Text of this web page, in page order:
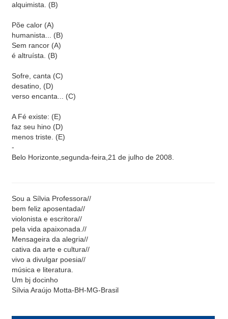
alquimista. (B)
Põe calor (A)
humanista... (B)
Sem rancor (A)
é altruísta. (B)
Sofre, canta (C)
desatino, (D)
verso encanta... (C)
A Fé existe: (E)
faz seu hino (D)
menos triste. (E)
-
Belo Horizonte,segunda-feira,21 de julho de 2008.
Sou a Sílvia Professora//
bem feliz aposentada//
violonista e escritora//
pela vida apaixonada.//
Mensageira da alegria//
cativa da arte e cultura//
vivo a divulgar poesia//
música e literatura.
Um bj docinho
Sílvia Araújo Motta-BH-MG-Brasil